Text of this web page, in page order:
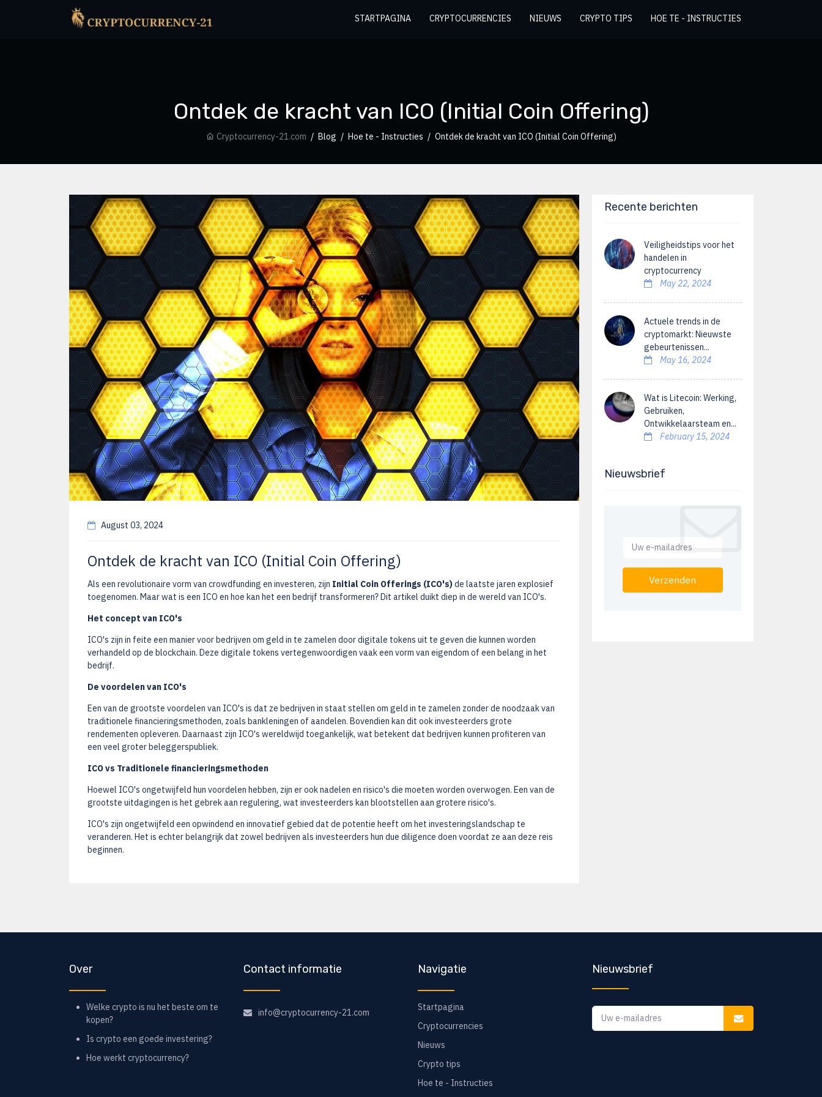
STARTPAGINA CRYPTOCURRENCIES NIEUWS CRYPTO TIPS HOE TE - INSTRUCTIES
Ontdek de kracht van ICO (Initial Coin Offering)
Cryptocurrency-21.com Blog Hoe te - Instructies Ontdek de kracht van ICO (Initial Coin Offering)
August 03, 2024
Ontdek de kracht van ICO (Initial Coin Offering)
Als een revolutionaire vorm van crowdfunding en investeren, zijn Initial Coin Offerings (ICO's)de laatste jaren explosief
toegenomen. Maar wat is een ICO en hoe kan het een bedrijf transformeren? Dit artikel duikt diep in de wereld van ICO's.
Het concept van ICO's
ICO's zijn in feite een manier voor bedrijven om geld in te zamelen door digitale tokens uit te geven die kunnen worden
verhandeld op de blockchain. Deze digitale tokens vertegenwoordigen vaak een vorm van eigendom of een belang in het
bedrijf.
De voordelen van ICO's
Een van de grootste voordelen van ICO's is dat ze bedrijven in staat stellen om geld in te zamelen zonder de noodzaak van
traditionele financieringsmethoden, zoals bankleningen of aandelen. Bovendien kan dit ook investeerders grote
rendementen opleveren. Daarnaast zijn ICO's wereldwijd toegankelijk, wat betekent dat bedrijven kunnen profiteren van
een veel groter beleggerspubliek.
ICO vs Traditionele financieringsmethoden
Hoewel ICO's ongetwijfeld hun voordelen hebben, zijn er ook nadelen en risico's die moeten worden overwogen. Een van de
grootste uitdagingen is het gebrek aan regulering, wat investeerders kan blootstellen aan grotere risico's.
ICO's zijn ongetwijfeld een opwindend en innovatief gebied dat de potentie heeft om het investeringslandschap te
veranderen. Het is echter belangrijk dat zowel bedrijven als investeerders hun due diligence doen voordat ze aan deze reis
beginnen.
Recente berichten
Veiligheidstips voor het
handelen in
cryptocurrency
May 22, 2024
Actuele trends in de
cryptomarkt: Nieuwste
gebeurtenissen...
May 16, 2024
Wat is Litecoin: Werking,
Gebruiken,
Ontwikkelaarsteam en...
February 15, 2024
Nieuwsbrief
Verzenden
Over
Welke crypto is nu het beste om te
kopen?
Is crypto een goede investering?
Hoe werkt cryptocurrency?
Contact informatie
info@cryptocurrency-21.com
Navigatie
Startpagina
Cryptocurrencies
Nieuws
Crypto tips
Hoe te - Instructies
Nieuwsbrief